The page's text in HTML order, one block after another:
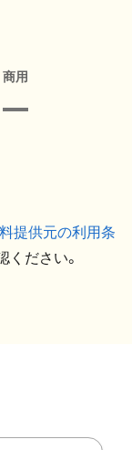
商用
提供元の利用条
ください。